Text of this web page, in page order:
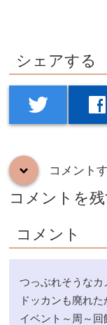
シェアする
twitter facebook
down コメント
コメントを
コメント
つっぶれそうなカ
ドッカンも廃れた
イベント～周～回